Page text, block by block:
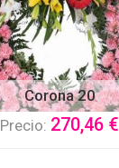
Corona 20
Precio: 270,46 €